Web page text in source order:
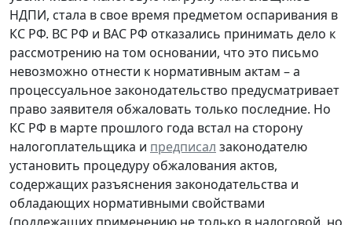
НДПИ, стала в свое время предметом оспаривания в
КС РФ. ВС РФ и ВАС РФ отказались принимать дело к
рассмотрению на том основании, что это письмо
невозможно отнести к нормативным актам – а
процессуальное законодательство предусматривает
право заявителя обжаловать только последние. Но
КС РФ в марте прошлого года встал на сторону
налогоплательщика и предписал законодателю
установить процедуру обжалования актов,
содержащих разъяснения законодательства и
обладающих нормативными свойствами